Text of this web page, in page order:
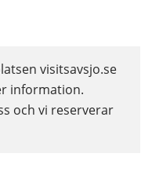
visitsavsjo.se
information.
och vi reserverar